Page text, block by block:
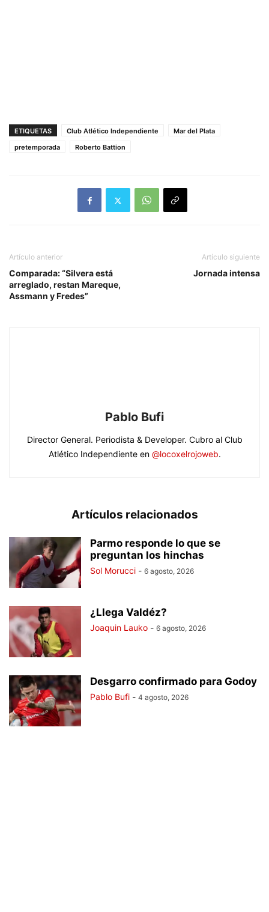
ETIQUETAS Club Atlético Independiente
Mar del Plata
pretemporada
Roberto Battion
Artículo anterior
Comparada: “Silvera está
arreglado, restan Mareque,
Assmann y Fredes”
Artículo siguiente
Jornada intensa
Pablo Bufi
Director General. Periodista & Developer. Cubro al Club
Atlético Independiente en @locoxelrojoweb.
Artículos relacionados
Parmo responde lo que se
preguntan los hinchas
Sol Morucci - 6 agosto, 2026
¿Llega Valdéz?
Joaquin Lauko - 6 agosto, 2026
Desgarro confirmado para Godoy
Pablo Bufi - 4 agosto, 2026